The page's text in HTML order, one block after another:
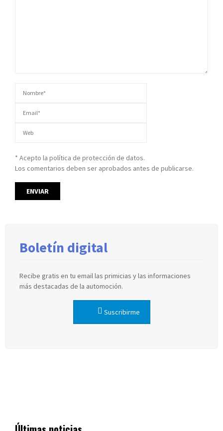
* Acepto la política de protección de datos.
Los comentarios deben ser aprobados antes de publicarse.
Boletín digital
Recibe gratis en tu email las primicias y las informaciones
más destacadas de la automoción.
Suscribirme